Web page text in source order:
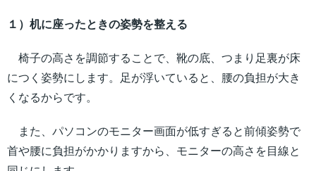
１）机に座ったときの姿勢を整える
椅子の高さを調節することで、靴の底、つまり足裏が床
につく姿勢にします。足が浮いていると、腰の負担が大き
くなるからです。
また、パソコンのモニター画面が低すぎると前傾姿勢で
首や腰に負担がかかりますから、モニターの高さを目線と